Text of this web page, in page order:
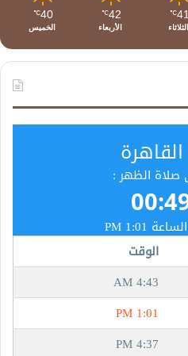
41
℃
الثلاثاء
42
℃
الأربعاء
40
℃
الخميس